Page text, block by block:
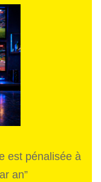
est pénalisée à
an”